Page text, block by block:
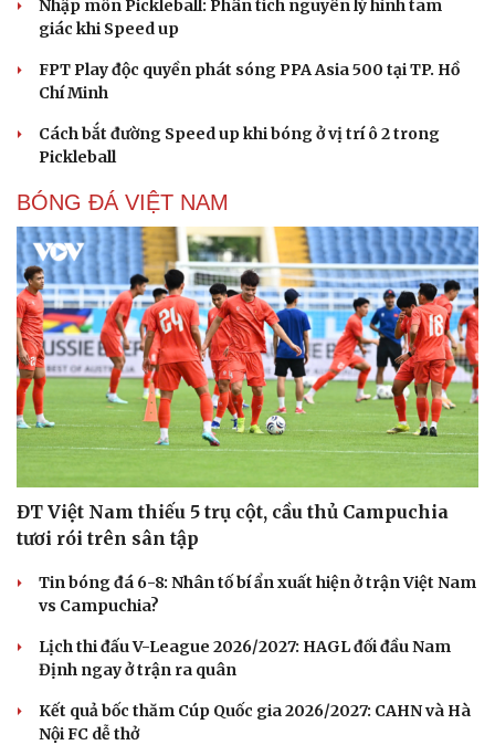
Nhập môn Pickleball: Phân tích nguyên lý hình tam
giác khi Speed up
FPT Play độc quyền phát sóng PPA Asia 500 tại TP. Hồ
Chí Minh
Cách bắt đường Speed up khi bóng ở vị trí ô 2 trong
Pickleball
BÓNG ĐÁ VIỆT NAM
ĐT Việt Nam thiếu 5 trụ cột, cầu thủ Campuchia
tươi rói trên sân tập
Tin bóng đá 6-8: Nhân tố bí ẩn xuất hiện ở trận Việt Nam
vs Campuchia?
Lịch thi đấu V-League 2026/2027: HAGL đối đầu Nam
Định ngay ở trận ra quân
Kết quả bốc thăm Cúp Quốc gia 2026/2027: CAHN và Hà
Nội FC dễ thở